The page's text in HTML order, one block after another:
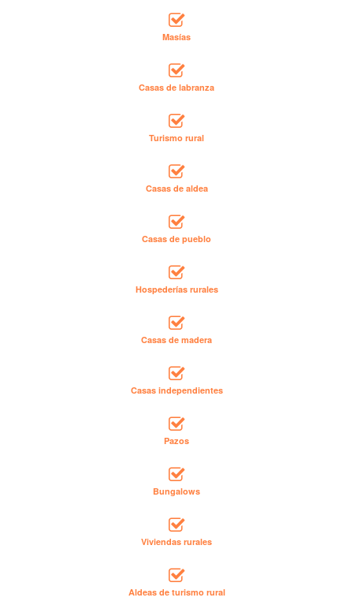
Masías
Casas de labranza
Turismo rural
Casas de aldea
Casas de pueblo
Hospederías rurales
Casas de madera
Casas independientes
Pazos
Bungalows
Viviendas rurales
Aldeas de turismo rural